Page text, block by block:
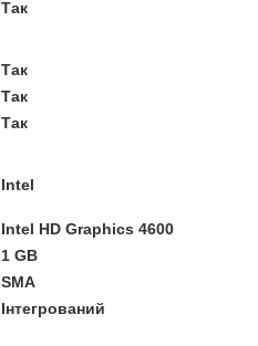
Так
Так
Так
Так
Intel
Intel HD Graphics 4600
1 GB
SMA
Інтегрований